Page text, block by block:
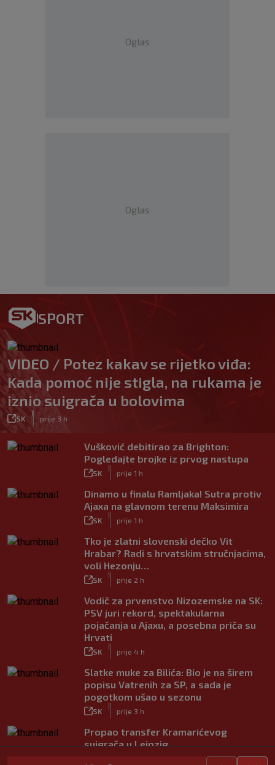
Oglas
Oglas
SPORT
VIDEO / Potez kakav se rijetko viđa:
Kada pomoć nije stigla, na rukama je
iznio suigrača u bolovima
SK prije 3 h
Vušković debitirao za Brighton:
Pogledajte brojke iz prvog nastupa
SK prije 1 h
Dinamo u finalu Ramljaka! Sutra protiv
Ajaxa na glavnom terenu Maksimira
SK prije 1 h
Tko je zlatni slovenski dečko Vit
Hrabar? Radi s hrvatskim stručnjacima,
voli Hezonju…
SK prije 2 h
Vodič za prvenstvo Nizozemske na SK:
PSV juri rekord, spektakularna
pojačanja u Ajaxu, a posebna priča su
Hrvati
SK prije 4 h
Slatke muke za Bilića: Bio je na širem
popisu Vatrenih za SP, a sada je
pogotkom ušao u sezonu
SK prije 3 h
Propao transfer Kramarićevog
suigrača u Leipzig